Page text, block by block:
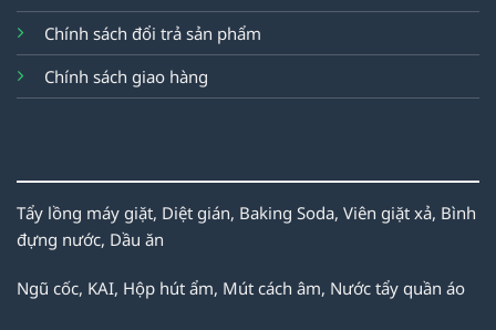
Chính sách đổi trả sản phẩm
Chính sách giao hàng
Tẩy lồng máy giặt, Diệt gián, Baking Soda, Viên giặt xả, Bình
đựng nước, Dầu ăn
Ngũ cốc, KAI, Hộp hút ẩm, Mút cách âm, Nước tẩy quần áo